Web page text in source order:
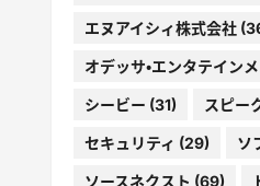
エヌアイシィ株式会社
オデッサ・エンタテイン
シービー (31) スピー
セキュリティ (29) ソ
ソースネクスト (69)